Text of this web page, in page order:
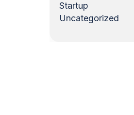
Startup
Uncategorized